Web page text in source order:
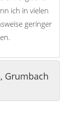
ich in vielen
geringer
Grumbach